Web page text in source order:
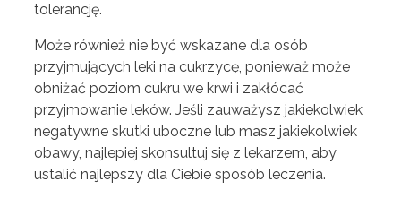
tolerancję.
Może również nie być wskazane dla osób
przyjmujących leki na cukrzycę, ponieważ może
obniżać poziom cukru we krwi i zakłócać
przyjmowanie leków. Jeśli zauważysz jakiekolwiek
negatywne skutki uboczne lub masz jakiekolwiek
obawy, najlepiej skonsultuj się z lekarzem, aby
ustalić najlepszy dla Ciebie sposób leczenia.